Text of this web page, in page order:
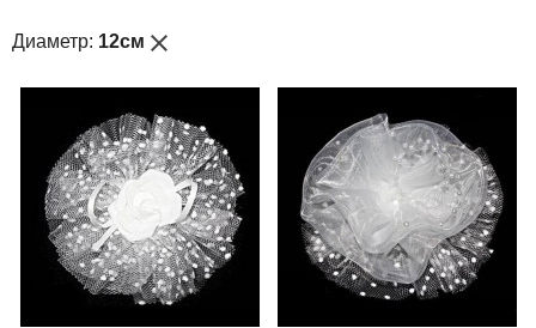
Диаметр: 12см close